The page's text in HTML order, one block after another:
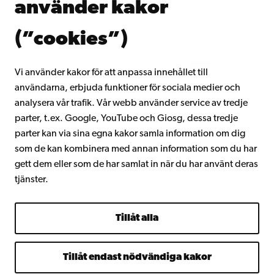
använder kakor
(”cookies”)
Vi använder kakor för att anpassa innehållet till
användarna, erbjuda funktioner för sociala medier och
analysera vår trafik. Vår webb använder service av tredje
parter, t.ex. Google, YouTube och Giosg, dessa tredje
parter kan via sina egna kakor samla information om dig
som de kan kombinera med annan information som du har
gett dem eller som de har samlat in när du har använt deras
tjänster.
Tillåt alla
Tillåt endast nödvändiga kakor
Gå med i Åbo Akademis alumnnätverk
Intranätet
Facebook InstagramYouTube LinkedIn Blog Snapchat